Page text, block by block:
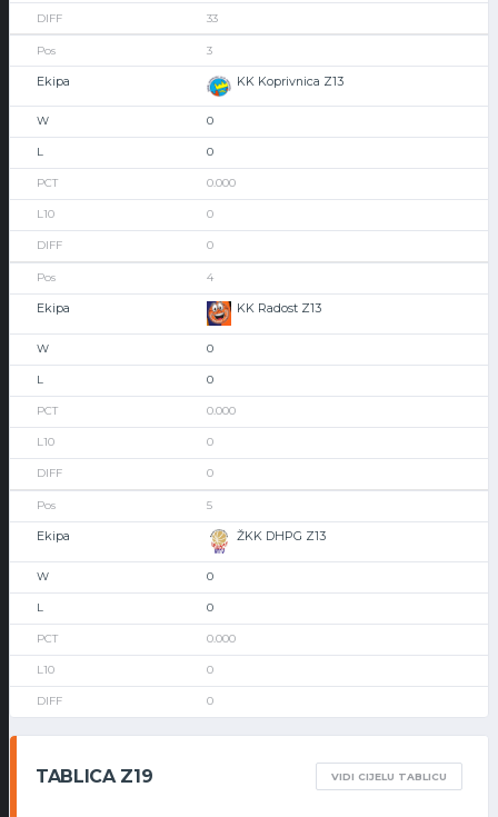
33
3
KK Koprivnica Z13
0
0
0.000
0
0
4
KK Radost Z13
0
0
0.000
0
0
5
ŽKK DHPG Z13
0
0
0.000
0
0
TABLICA Z19 VIDI CIJELU TABLICU